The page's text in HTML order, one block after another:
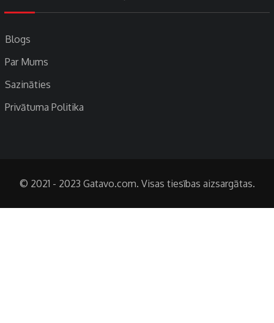
Blogs
Par Mums
Sazināties
Privātuma Politika
© 2021 - 2023 Gatavo.com. Visas tiesības aizsargātas.